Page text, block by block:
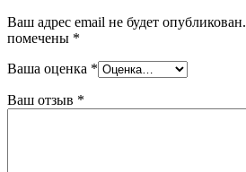
Ваш адрес email не будет опубликован.
помечены *
Ваша оценка *
Ваш отзыв *